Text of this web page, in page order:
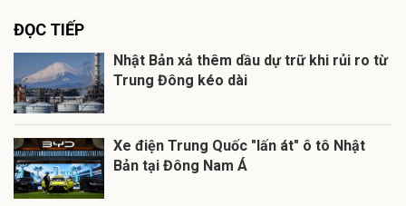
ĐỌC TIẾP
Nhật Bản xả thêm dầu dự trữ khi rủi ro từ
Trung Đông kéo dài
Xe điện Trung Quốc "lấn át" ô tô Nhật
Bản tại Đông Nam Á